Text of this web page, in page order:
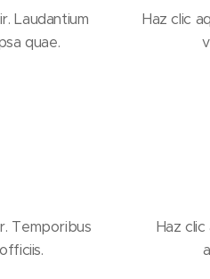
Laudantium
quae.
Haz clic
Temporibus
Haz